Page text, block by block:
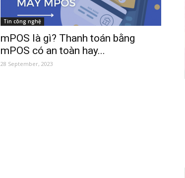
Tin công nghệ
mPOS là gì? Thanh toán bằng
mPOS có an toàn hay...
28 September, 2023